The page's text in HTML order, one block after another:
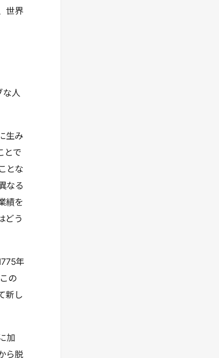
世界
人
生み
とで
とな
なる
績を
どう
年
の
新し
加
ら脱